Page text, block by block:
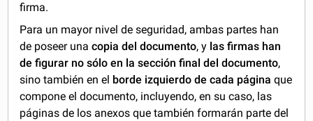
firma.
Para un mayor nivel de seguridad, ambas partes han
de poseer unacopia del documento, y las firmas han
de figurar no sólo en la sección final del documento,
sino también en el borde izquierdo de cada página que
compone el documento, incluyendo, en su caso, las
páginas de los anexos que también formarán parte del